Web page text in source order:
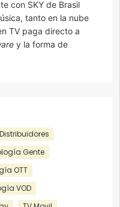
con SKY de Brasil
tanto en la nube
TV paga directo a
y la forma de
Gente
OTT
VOD